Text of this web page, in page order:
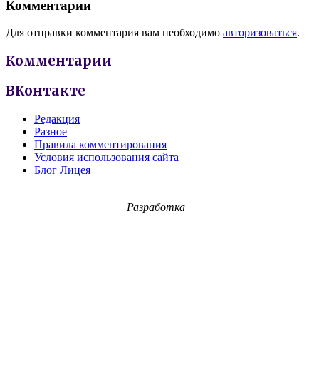
Комментарии
Для отправки комментария вам необходимо авторизоваться.
Комментарии
ВКонтакте
Редакция
Разное
Правила комментирования
Условия использования сайта
Блог Лицея
Разработка